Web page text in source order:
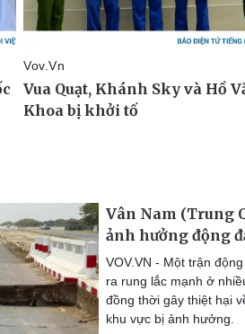
Vân Nam (Trung
ảnh hưởng động
VOV.VN - Một trận
ra rung lắc mạnh ở
đồng thời gây thiệt hại
khu vực bị ảnh hưởng.